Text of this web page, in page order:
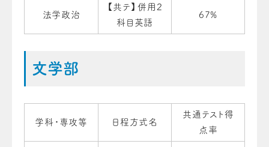
法学政治
【共テ】併用２
科目英語
67%
文学部
学科・専攻等 日程方式名
共通テスト得
点率